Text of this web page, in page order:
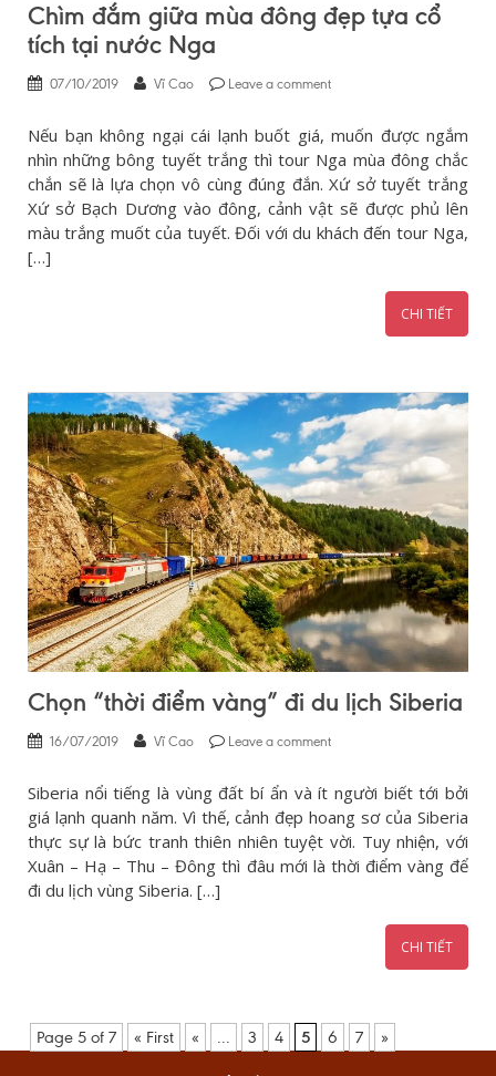
Chìm đắm giữa mùa đông đẹp tựa cổ
tích tại nước Nga
07/10/2019 Vĩ Cao Leave a comment
Nếu bạn không ngại cái lạnh buốt giá, muốn được ngắm
nhìn những bông tuyết trắng thì tour Nga mùa đông chắc
chắn sẽ là lựa chọn vô cùng đúng đắn. Xứ sở tuyết trắng
Xứ sở Bạch Dương vào đông, cảnh vật sẽ được phủ lên
màu trắng muốt của tuyết. Đối với du khách đến tour Nga,
[…]
CHI TIẾT
Chọn “thời điểm vàng” đi du lịch Siberia
16/07/2019 Vĩ Cao Leave a comment
Siberia nổi tiếng là vùng đất bí ẩn và ít người biết tới bởi
giá lạnh quanh năm. Vì thế, cảnh đẹp hoang sơ của Siberia
thực sự là bức tranh thiên nhiên tuyệt vời. Tuy nhiện, với
Xuân – Hạ – Thu – Đông thì đâu mới là thời điểm vàng để
đi du lịch vùng Siberia. […]
CHI TIẾT
Page 5 of 7 « First « ... 3 4 5 6 7 »